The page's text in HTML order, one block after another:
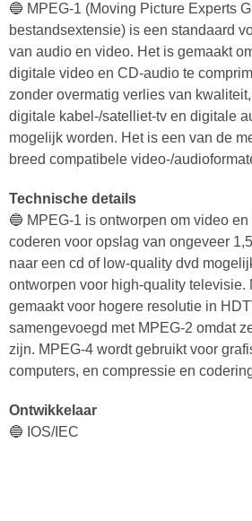
🔵 MPEG-1 (Moving Picture Experts
bestandsextensie) is een standaard
van audio en video. Het is gemaakt
digitale video en CD-audio te
zonder overmatig verlies van
digitale kabel-/satelliet-tv en digitale
mogelijk worden. Het is een van de
breed compatibele video-/
Technische details
🔵 MPEG-1 is ontworpen om video
coderen voor opslag van ongeveer
naar een cd of low-quality dvd
ontworpen voor high-quality televisie.
gemaakt voor hogere resolutie in
samengevoegd met MPEG-2 omdat
zijn. MPEG-4 wordt gebruikt voor
computers, en compressie en
Ontwikkelaar
🔵 IOS/IEC